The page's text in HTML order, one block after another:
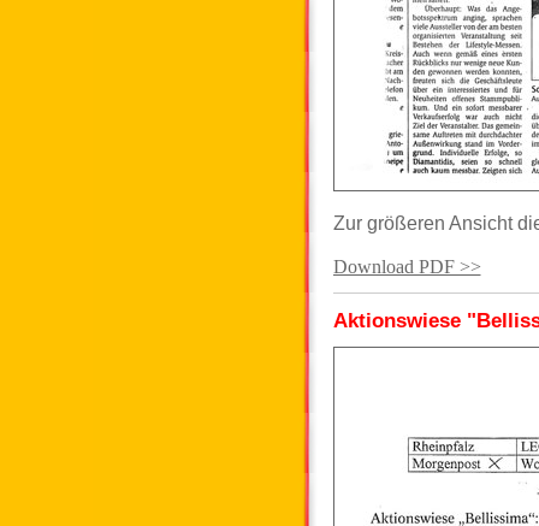
Zur größeren Ansicht
Download PDF >>
Aktionswiese